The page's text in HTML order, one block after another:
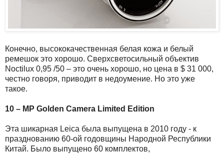
Конечно, высококачественная белая кожа и белый
ремешок это хорошо. Сверхсветосильный объектив
Noctilux 0,95 /50 – это очень хорошо, но цена в $ 31 000,
честно говоря, приводит в недоумение. Но это уже
такое.
10 – MP Golden Camera Limited Edition
Эта шикарная Leica была выпущена в 2010 году - к
празднованию 60-ой годовщины Народной Республики
Китай. Было выпущено 60 комплектов,